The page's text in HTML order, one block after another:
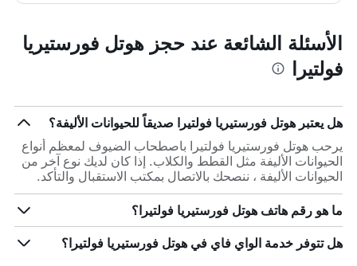
الأسئلة الشائعة عند حجز هوتل فورستيريا
فولتيرا
هل يعتبر هوتل فورستيريا فولتيرا صديقاً للحيوانات الأليفة؟
يرحب هوتل فورستيريا فولتيرا باصطحاب الضيوف لمعظم أنواع
الحيوانات الأليفة مثل القطط والكلاب. إذا كان لديك نوع آخر من
الحيوانات الأليفة ، ننصحك بالاتصال بمكتب الاستقبال والتأكد.
ما هو رقم هاتف هوتل فورستيريا فولتيرا؟
هل تتوفر خدمة الواي فاي في هوتل فورستيريا فولتيرا؟